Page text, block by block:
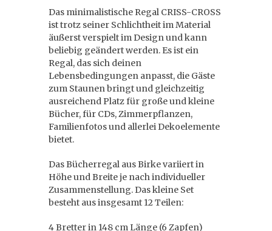
Das minimalistische Regal CRISS-CROSS
ist trotz seiner Schlichtheit im Material
äußerst verspielt im Design und kann
beliebig geändert werden. Es ist ein
Regal, das sich deinen
Lebensbedingungen anpasst, die Gäste
zum Staunen bringt und gleichzeitig
ausreichend Platz für große und kleine
Bücher, für CDs, Zimmerpflanzen,
Familienfotos und allerlei Dekoelemente
bietet.
Das Bücherregal aus Birke variiert in
Höhe und Breite je nach individueller
Zusammenstellung. Das kleine Set
besteht aus insgesamt 12 Teilen:
4 Bretter in 148 cm Länge (6 Zapfen)